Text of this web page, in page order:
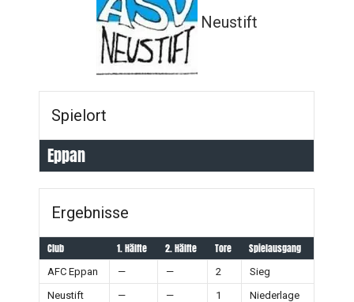
Neustift
Spielort
Eppan
Ergebnisse
Club 1. Hälfte 2. Hälfte Tore Spielausgang
AFC Eppan — — 2
Sieg
Neustift
— — 1 Niederlage